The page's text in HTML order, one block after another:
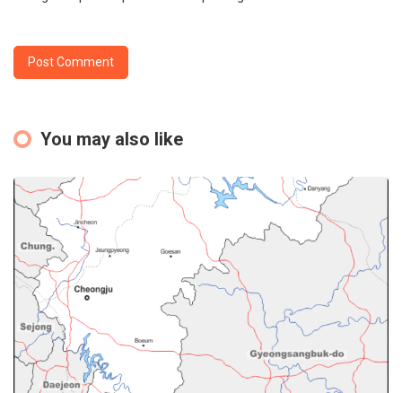
You may also like